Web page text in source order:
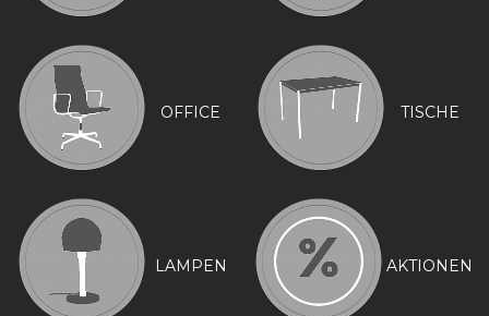
OFFICE TISCHE
LAMPEN AKTIONEN